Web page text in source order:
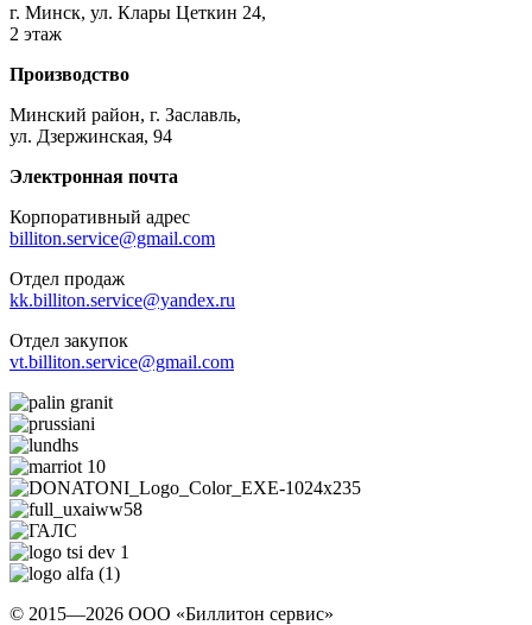
г. Минск, ул. Клары Цеткин 24,
2 этаж
Производство
Минский район, г. Заславль,
ул. Дзержинская, 94
Электронная почта
Корпоративный адрес
billiton.service@gmail.com
Отдел продаж
kk.billiton.service@yandex.ru
Отдел закупок
vt.billiton.service@gmail.com
© 2015—2026 ООО «Биллитон сервис»